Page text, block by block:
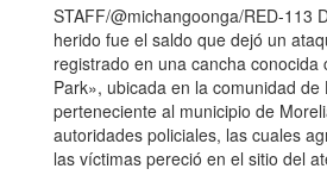
STAFF/@michangoonga/RED-113
herido fue el saldo que dejó un
registrado en una cancha conocida
Park», ubicada en la comunidad de
perteneciente al municipio de
autoridades policiales, las cuales
las víctimas pereció en el sitio del